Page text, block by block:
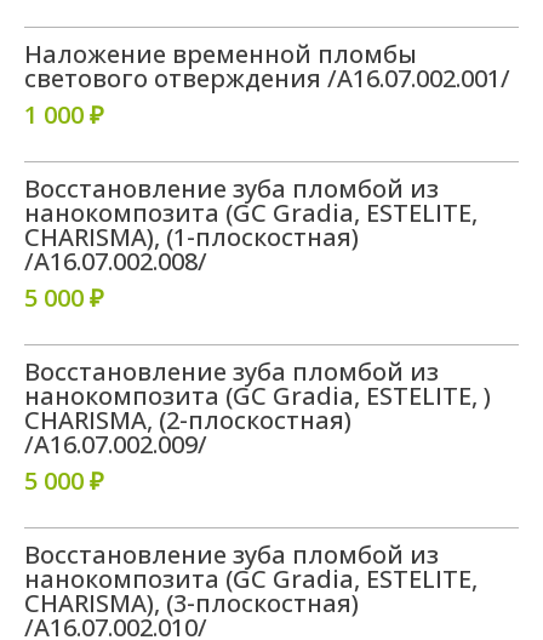
Наложение временной пломбы
светового отверждения /A16.07.002.001/
1 000 ₽
Восстановление зуба пломбой из
нанокомпозита (GC Gradia, ESTELITE,
CHARISMA), (1-плоскостная)
/A16.07.002.008/
5 000 ₽
Восстановление зуба пломбой из
нанокомпозита (GC Gradia, ESTELITE, )
CHARISMA, (2-плоскостная)
/A16.07.002.009/
5 000 ₽
Восстановление зуба пломбой из
нанокомпозита (GC Gradia, ESTELITE,
CHARISMA), (3-плоскостная)
/A16.07.002.010/